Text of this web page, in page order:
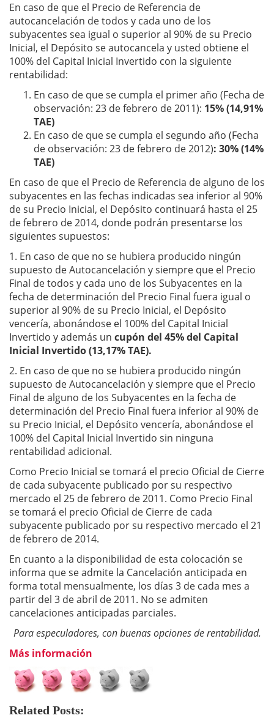
En caso de que el Precio de Referencia de
autocancelación de todos y cada uno de los
subyacentes sea igual o superior al 90% de su Precio
Inicial, el Depósito se autocancela y usted obtiene el
100% del Capital Inicial Invertido con la siguiente
rentabilidad:
En caso de que se cumpla el primer año (Fecha de
observación: 23 de febrero de 2011): 15% (14,91%
TAE)
En caso de que se cumpla el segundo año (Fecha
de observación: 23 de febrero de 2012): 30% (14%
TAE)
En caso de que el Precio de Referencia de alguno de los
subyacentes en las fechas indicadas sea inferior al 90%
de su Precio Inicial, el Depósito continuará hasta el 25
de febrero de 2014, donde podrán presentarse los
siguientes supuestos:
1. En caso de que no se hubiera producido ningún
supuesto de Autocancelación y siempre que el Precio
Final de todos y cada uno de los Subyacentes en la
fecha de determinación del Precio Final fuera igual o
superior al 90% de su Precio Inicial, el Depósito
vencería, abonándose el 100% del Capital Inicial
Invertido y además un cupón del 45% del Capital
Inicial Invertido (13,17% TAE).
2. En caso de que no se hubiera producido ningún
supuesto de Autocancelación y siempre que el Precio
Final de alguno de los Subyacentes en la fecha de
determinación del Precio Final fuera inferior al 90% de
su Precio Inicial, el Depósito vencería, abonándose el
100% del Capital Inicial Invertido sin ninguna
rentabilidad adicional.
Como Precio Inicial se tomará el precio Oficial de Cierre
de cada subyacente publicado por su respectivo
mercado el 25 de febrero de 2011. Como Precio Final
se tomará el precio Oficial de Cierre de cada
subyacente publicado por su respectivo mercado el 21
de febrero de 2014.
En cuanto a la disponibilidad de esta colocación se
informa que se admite la Cancelación anticipada en
forma total mensualmente, los días 3 de cada mes a
partir del 3 de abril de 2011. No se admiten
cancelaciones anticipadas parciales.
Para especuladores, con buenas opciones de rentabilidad.
Más información
Related Posts: